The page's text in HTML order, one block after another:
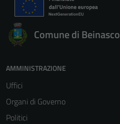
Comune di Beinasco
AMMINISTRAZIONE
Uffici
Organi di Governo
Politici